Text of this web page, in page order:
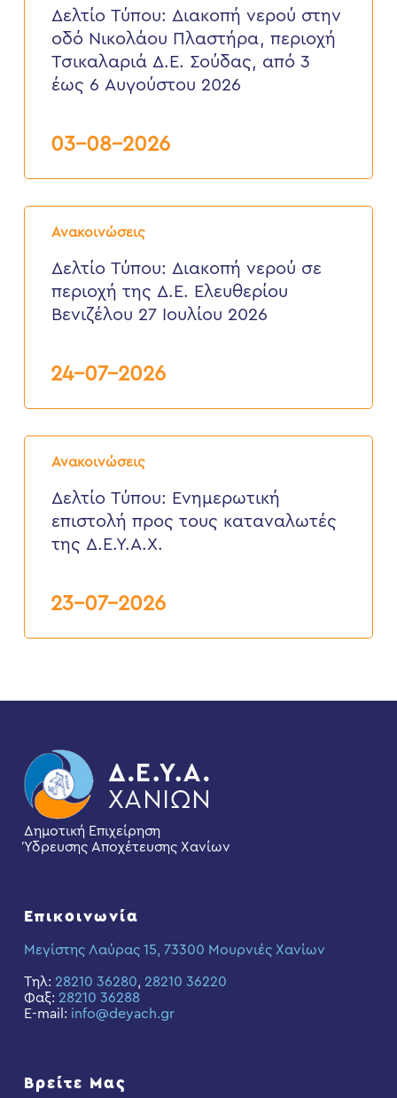
νερού
στην
Νικολάου
Πλαστήρα,
περιοχή
Σούδας,
έως
2026
Δελτίο Τύπου: Διακοπή νερού στην
οδό Νικολάου Πλαστήρα, περιοχή
Τσικαλαριά Δ.Ε. Σούδας, από 3
έως 6 Αυγούστου 2026
03-08-2026
Ανακοινώσεις
Δελτίο
Τύπου:
νερού
περιοχή
2026
Δελτίο Τύπου: Διακοπή νερού σε
περιοχή της Δ.Ε. Ελευθερίου
Βενιζέλου 27 Ιουλίου 2026
24-07-2026
Ανακοινώσεις
Δελτίο
Τύπου:
επιστολή
προς
τους
καταναλωτές
Δελτίο Τύπου: Eνημερωτική
επιστολή προς τους καταναλωτές
της Δ.Ε.Υ.Α.Χ.
23-07-2026
Δημοτική Επιχείρηση
Ύδρευσης Αποχέτευσης Χανίων
Επικοινωνία
Μεγίστης Λαύρας 15, 73300 Μουρνιές Χανίων
Τηλ: 28210 36280, 28210 36220
Φαξ: 28210 36288
E-mail: info@deyach.gr
Βρείτε Μας